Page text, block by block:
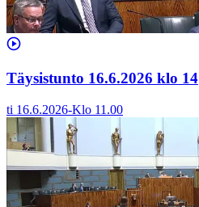
Täysistunto 16.6.2026 klo 14
ti 16.6.2026-Klo 11.00